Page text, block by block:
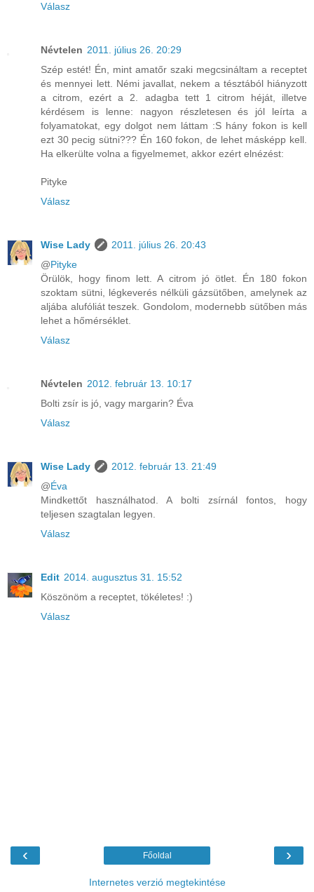
Válasz
Névtelen 2011. július 26. 20:29
Szép estét! Én, mint amatőr szaki megcsináltam a receptet
és mennyei lett. Némi javallat, nekem a tésztából hiányzott
a citrom, ezért a 2. adagba tett 1 citrom héját, illetve
kérdésem is lenne: nagyon részletesen és jól leírta a
folyamatokat, egy dolgot nem láttam :S hány fokon is kell
ezt 30 pecig sütni??? Én 160 fokon, de lehet másképp kell.
Ha elkerülte volna a figyelmemet, akkor ezért elnézést:
Pityke
Válasz
Wise Lady
2011. július 26. 20:43
@Pityke
Örülök, hogy finom lett. A citrom jó ötlet. Én 180 fokon
szoktam sütni, légkeverés nélküli gázsütőben, amelynek az
aljába alufóliát teszek. Gondolom, modernebb sütőben más
lehet a hőmérséklet.
Válasz
Névtelen 2012. február 13. 10:17
Bolti zsír is jó, vagy margarin? Éva
Válasz
Wise Lady
2012. február 13. 21:49
@Éva
Mindkettőt használhatod. A bolti zsírnál fontos, hogy
teljesen szagtalan legyen.
Válasz
Edit 2014. augusztus 31. 15:52
Köszönöm a receptet, tökéletes! :)
Válasz
‹ ›
Főoldal
Internetes verzió megtekintése